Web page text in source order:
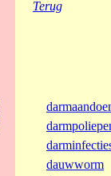
Terug
dauwworm